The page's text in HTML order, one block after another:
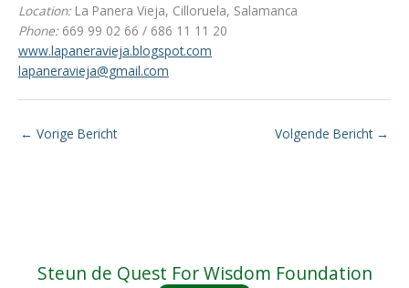
Location: La Panera Vieja, Cilloruela, Salamanca
Phone: 669 99 02 66 / 686 11 11 20
www.lapaneravieja.blogspot.com
lapaneravieja@gmail.com
← Vorige Bericht Volgende Bericht →
Steun de Quest For Wisdom Foundation